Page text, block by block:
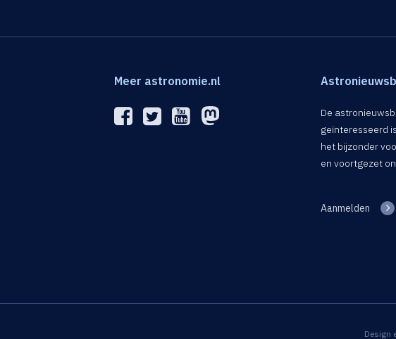
Meer astronomie.nl
De
geïnteresseerd
het bijzonder
en voortgezet
Aanmelden
Design